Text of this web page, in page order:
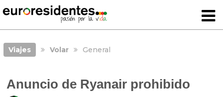
Viajes Volar General
Anuncio de Ryanair prohibido